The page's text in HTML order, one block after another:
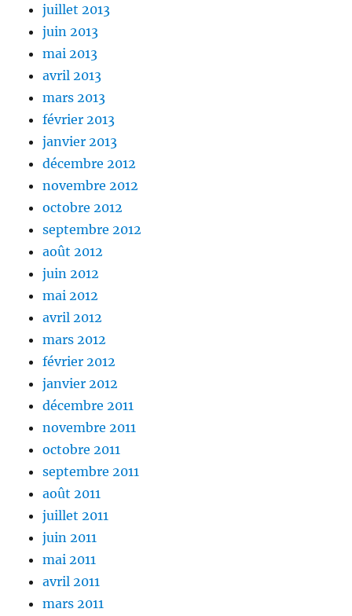
juillet 2013
juin 2013
mai 2013
avril 2013
mars 2013
février 2013
janvier 2013
décembre 2012
novembre 2012
octobre 2012
septembre 2012
août 2012
juin 2012
mai 2012
avril 2012
mars 2012
février 2012
janvier 2012
décembre 2011
novembre 2011
octobre 2011
septembre 2011
août 2011
juillet 2011
juin 2011
mai 2011
avril 2011
mars 2011